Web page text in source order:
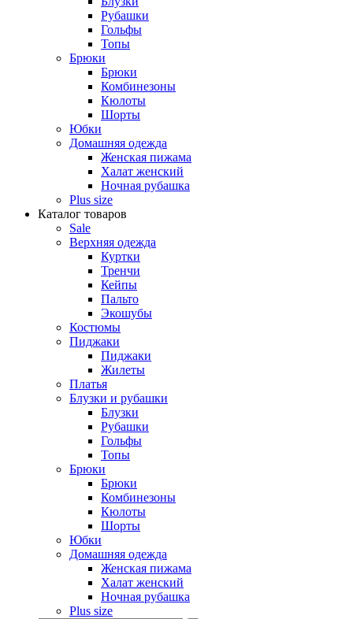
Рубашки
Гольфы
Топы
Брюки
Брюки
Комбинезоны
Кюлоты
Шорты
Юбки
Домашняя одежда
Женская пижама
Халат женский
Ночная рубашка
Plus size
Каталог товаров
Sale
Верхняя одежда
Куртки
Тренчи
Кейпы
Пальто
Экошубы
Костюмы
Пиджаки
Пиджаки
Жилеты
Платья
Блузки и рубашки
Блузки
Рубашки
Гольфы
Топы
Брюки
Брюки
Комбинезоны
Кюлоты
Шорты
Юбки
Домашняя одежда
Женская пижама
Халат женский
Ночная рубашка
Plus size